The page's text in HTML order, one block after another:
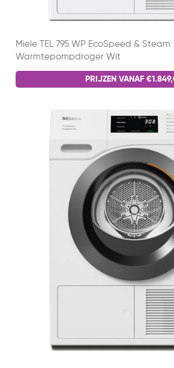
Miele TEL 795 WP EcoSpeed & Steam
Warmtepompdroger Wit
PRIJZEN VANAF